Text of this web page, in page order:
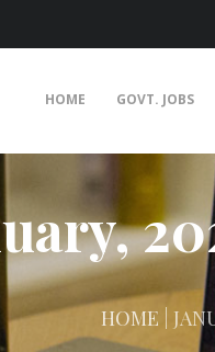
HOME GOVT. JOBS
HOME |